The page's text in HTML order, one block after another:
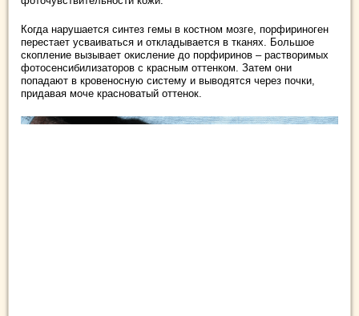
Когда нарушается синтез гемы в костном мозге, порфириноген
перестает усваиваться и откладывается в тканях. Большое
скопление вызывает окисление до порфиринов – растворимых
фотосенсибилизаторов с красным оттенком. Затем они
попадают в кровеносную систему и выводятся через почки,
придавая моче красноватый оттенок.